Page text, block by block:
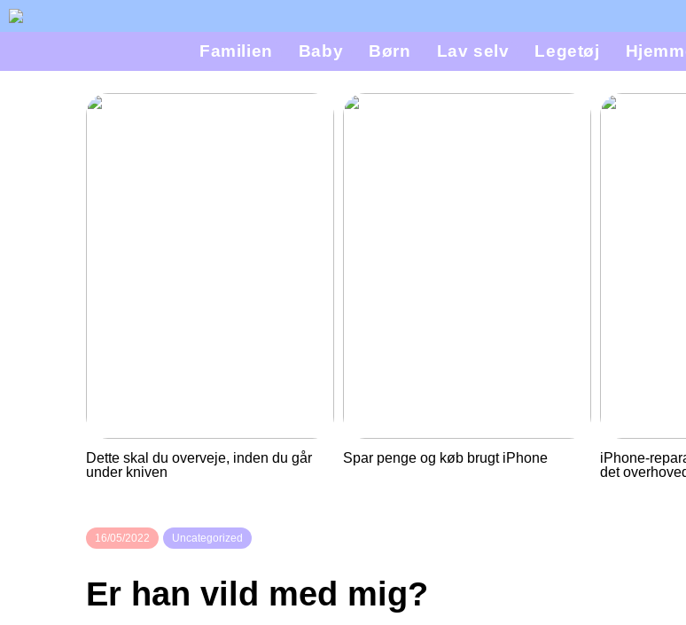
Familien Baby Børn Lav selv Legetøj
Dette skal du overveje, inden du går
under kniven
Spar penge og køb brugt iPhone
iPhone-
det
16/05/2022 Uncategorized
Er han vild med mig?